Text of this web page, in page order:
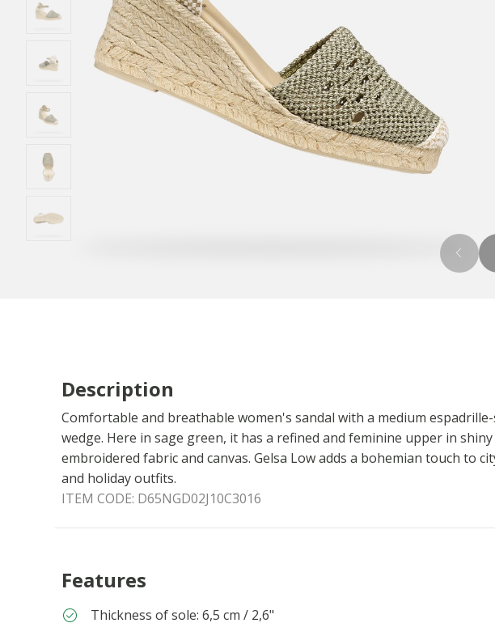
Description
Comfortable and breathable women's sandal with a medium
wedge. Here in sage green, it has a refined and feminine upper in shiny
embroidered fabric and canvas. Gelsa Low adds a bohemian touch to
and holiday outfits.
ITEM CODE: D65NGD02J10C3016
Features
Thickness of sole: 6,5 cm / 2,6"